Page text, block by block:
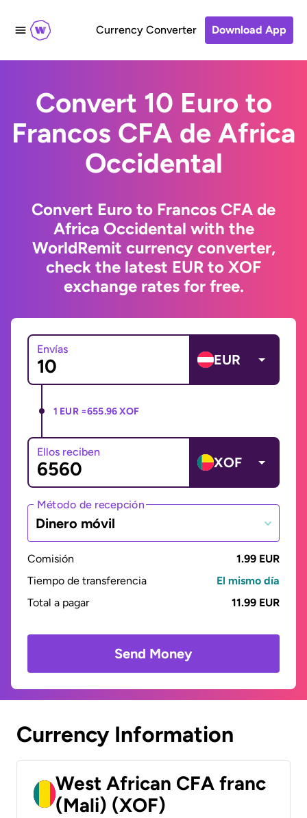
Currency Converter Download App
Convert 10 Euro to
Francos CFA de Africa
Occidental
Convert Euro to Francos CFA de
Africa Occidental with the
WorldRemit currency converter,
check the latest EUR to XOF
exchange rates for free.
Envías
EUR
1 EUR =655.96 XOF
Ellos reciben
XOF
Método de recepción
Dinero móvil
Comisión
1.99 EUR
Tiempo de transferencia
El mismo día
Total a pagar
11.99 EUR
Send Money
Currency Information
West African CFA franc
(Mali) (XOF)